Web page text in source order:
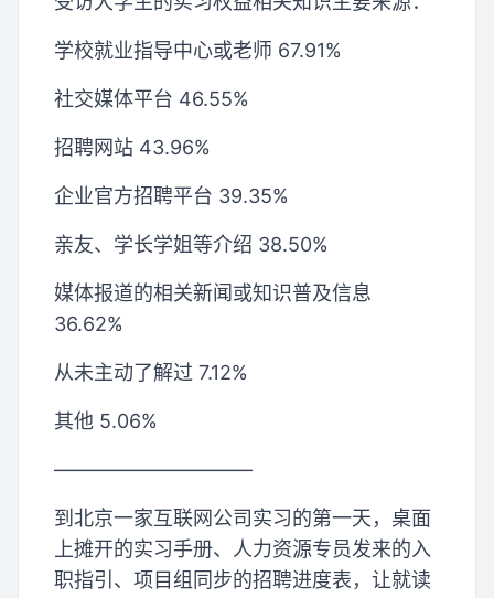
学校就业指导中心或老师 67.91%
社交媒体平台 46.55%
招聘网站 43.96%
企业官方招聘平台 39.35%
亲友、学长学姐等介绍 38.50%
媒体报道的相关新闻或知识普及信息
36.62%
从未主动了解过 7.12%
其他 5.06%
——————————
到北京一家互联网公司实习的第一天，桌面
上摊开的实习手册、人力资源专员发来的入
职指引、项目组同步的招聘进度表，让就读